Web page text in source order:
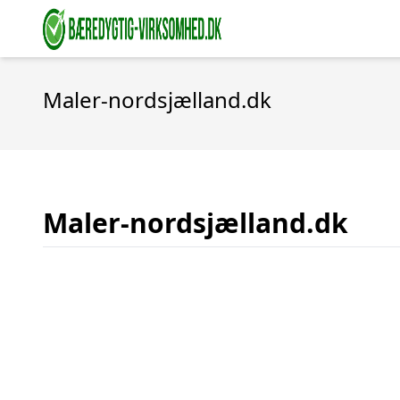
Maler-nordsjælland.dk
Maler-nordsjælland.dk